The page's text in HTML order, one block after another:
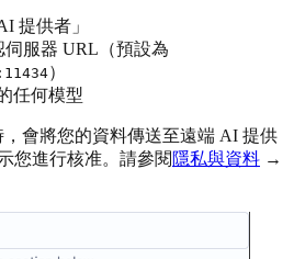
提供者」
伺服器 URL（預設為
）
任何模型
會將您的資料傳送至遠端 AI 提供
您進行核准。請參閱 隱私與資料 →